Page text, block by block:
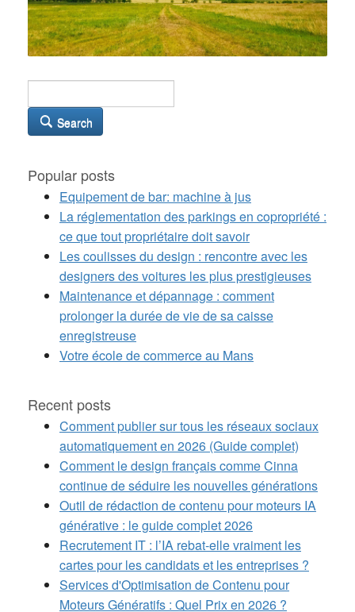
Search
Popular posts
Equipement de bar: machine à jus
La réglementation des parkings en copropriété :
ce que tout propriétaire doit savoir
Les coulisses du design : rencontre avec les
designers des voitures les plus prestigieuses
Maintenance et dépannage : comment
prolonger la durée de vie de sa caisse
enregistreuse
Votre école de commerce au Mans
Recent posts
Comment publier sur tous les réseaux sociaux
automatiquement en 2026 (Guide complet)
Comment le design français comme Cinna
continue de séduire les nouvelles générations
Outil de rédaction de contenu pour moteurs IA
générative : le guide complet 2026
Recrutement IT : l’IA rebat-elle vraiment les
cartes pour les candidats et les entreprises ?
Services d'Optimisation de Contenu pour
Moteurs Génératifs : Quel Prix en 2026 ?